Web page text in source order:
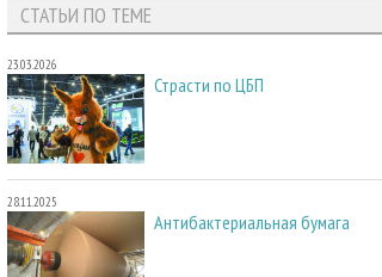
СТАТЬИ ПО ТЕМЕ
23.03.2026
Страсти по ЦБП
28.11.2025
Антибактериальная бумага